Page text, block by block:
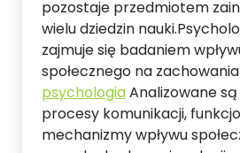
pozostaje przedmiotem
wielu dziedzin
zajmuje się badaniem
społecznego na
psychologiaAnalizowane
procesy komunikacji,
mechanizmy wpływu